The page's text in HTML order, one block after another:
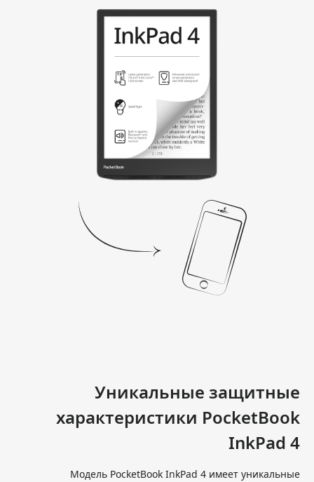
Уникальные защитные
характеристики PocketBook
InkPad 4
Модель PocketBook InkPad 4 имеет уникальные